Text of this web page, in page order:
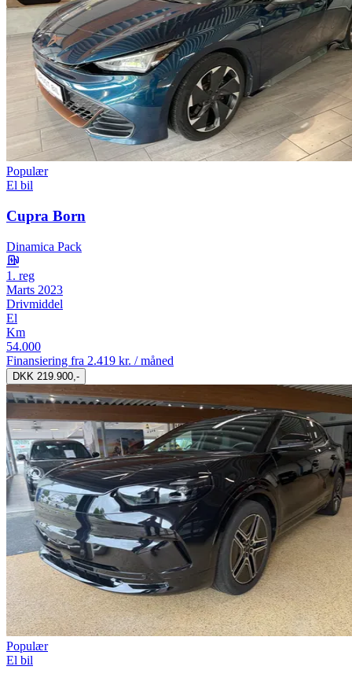
Populær
El bil
Cupra Born
Dinamica Pack
1. reg
Marts 2023
Drivmiddel
El
Km
54.000
Finansiering fra 2.419 kr. / måned
DKK 219.900,-
Populær
El bil